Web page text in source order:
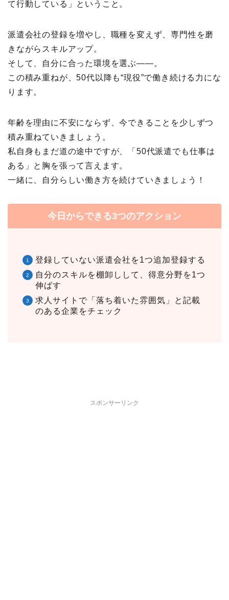
て行動している」ということ。
派遣会社の登録を増やし、職種を変えず、専門性を磨
きながらスキルアップ。
そして、自分に合った環境を選ぶ——。
この積み重ねが、50代以降も“現役”で働き続ける力にな
ります。
年齢を理由に不安にならず、今できることを少しずつ
積み重ねていきましょう。
私自身もまだ道の途中ですが、「50代派遣でも仕事は
ある」と胸を張って言えます。
一緒に、自分らしい働き方を続けていきましょう！
今日からできる3つのアクション
登録していない派遣会社を1つ追加登録する
自分のスキルを棚卸しして、得意分野を1つ
伸ばす
求人サイトで「落ち着いた雰囲気」と記載
のある企業をチェック
スポンサーリンク